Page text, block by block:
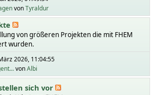
vonTyraldur
von größeren Projekten die mit FHEM
wurden.
2026, 11:04:55
vonAlbi
sich vor